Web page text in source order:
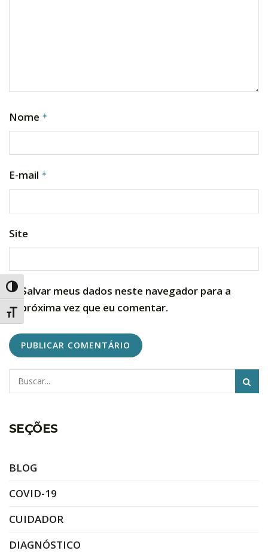
Alternar alto contraste
Alternar tamanho da fonte
Nome *
E-mail *
Site
Salvar meus dados neste navegador para a
próxima vez que eu comentar.
Alternative:
Pesquisar
SEÇÕES
BLOG
COVID-19
CUIDADOR
DIAGNÓSTICO